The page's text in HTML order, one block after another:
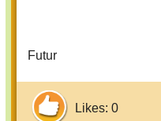
f
Futur
Likes: 0